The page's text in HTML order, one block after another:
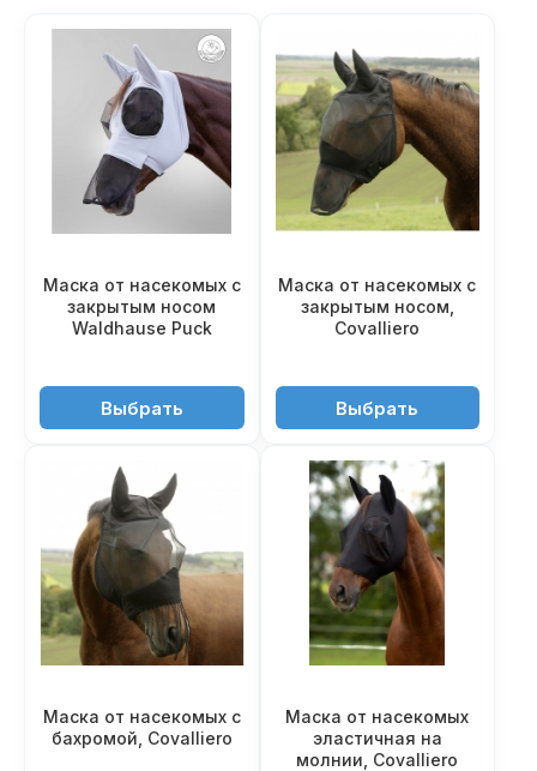
Маска от насекомых c
закрытым носом
Waldhause Puck
2'550 ₽Выбрать
Маска от насекомых c
закрытым носом,
Covalliero
2'350 ₽Выбрать
Маска от насекомых с
бахромой, Covalliero
Маска от насекомых
эластичная на
молнии, Covalliero